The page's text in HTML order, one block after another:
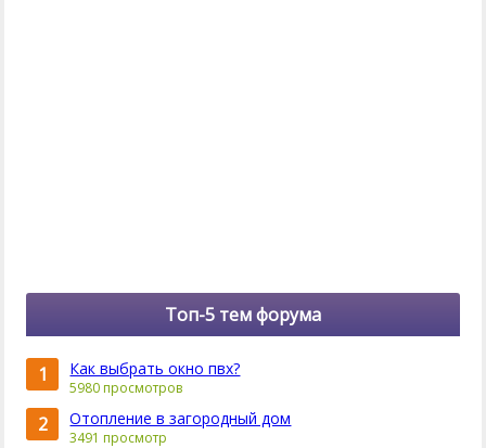
Топ-5 тем форума
1 Как выбрать окно пвх?
5980 просмотров
2 Отопление в загородный дом
3491 просмотр